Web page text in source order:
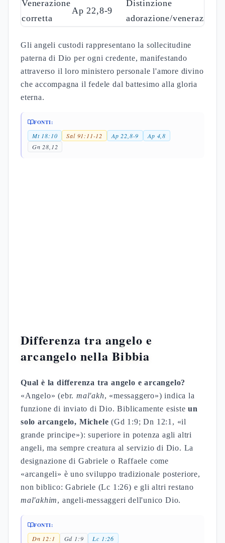
Venerazione
corretta
Ap 22,8-9
Distinzione
adorazione/venerazione
Gli angeli custodi rappresentano la sollecitudine
paterna di Dio per ogni credente, manifestando
attraverso il loro ministero personale l'amore divino
che accompagna il fedele dal battesimo alla gloria
eterna.
FONTI:
Mt 18:10 Sal 91:11-12 Ap 22,8-9
Ap 4,8
Gn 28,12
Differenza tra angelo e
arcangelo nella Bibbia
Qual è la differenza tra angelo e arcangelo?
«Angelo» (ebr.mal'akh, «messaggero») indica la
funzione di inviato di Dio. Biblicamente esisteun
solo arcangelo, Michele (Gd 1:9; Dn 12:1, «il
grande principe»): superiore in potenza agli altri
angeli, ma sempre creatura al servizio di Dio. La
designazione di Gabriele o Raffaele come
«arcangeli» è uno sviluppo tradizionale posteriore,
non biblico: Gabriele (Lc 1:26) e gli altri restano
mal'akhim, angeli-messaggeri dell'unico Dio.
FONTI:
Dn 12:1 Gd 1:9 Lc 1:26